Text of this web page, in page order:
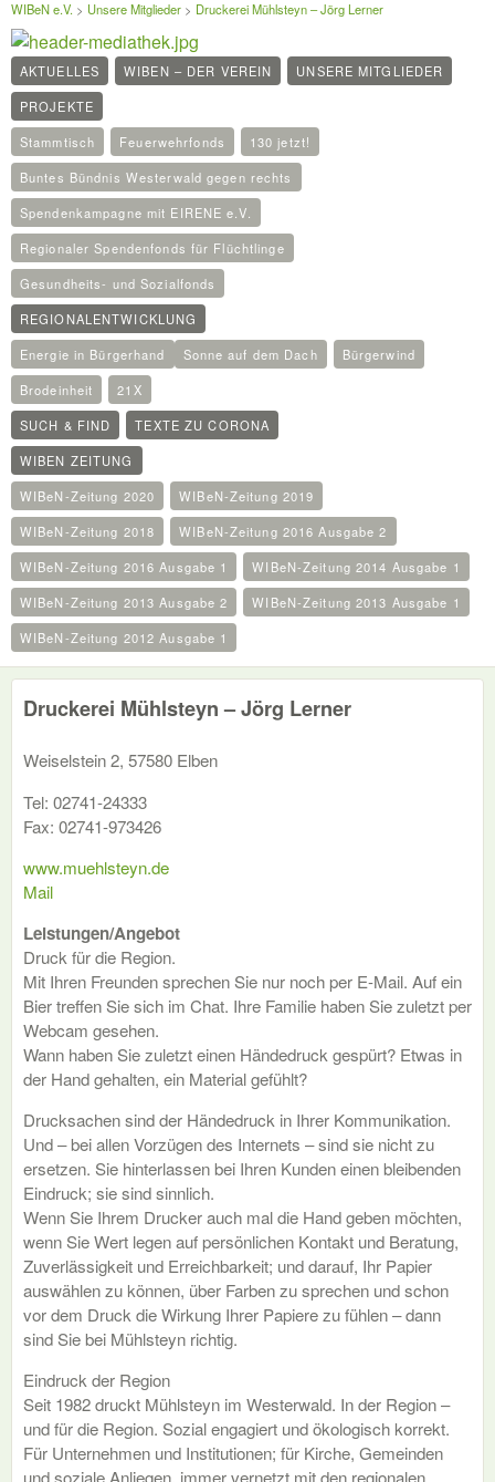
WIBeN e.V. > Unsere Mitglieder > Druckerei Mühlsteyn – Jörg Lerner
AKTUELLES WIBEN – DER VEREIN
UNSERE MITGLIEDER
PROJEKTE
Stammtisch
Feuerwehrfonds
130 jetzt!
Buntes Bündnis Westerwald gegen rechts
Spendenkampagne mit EIRENE e.V.
Regionaler Spendenfonds für Flüchtlinge
Gesundheits- und Sozialfonds
REGIONALENTWICKLUNG
Energie in Bürgerhand
Sonne auf dem Dach
Bürgerwind
Brodeinheit
21X
SUCH & FIND
TEXTE ZU CORONA
WIBEN ZEITUNG
WIBeN-Zeitung 2020
WIBeN-Zeitung 2019
WIBeN-Zeitung 2018
WIBeN-Zeitung 2016 Ausgabe 2
WIBeN-Zeitung 2016 Ausgabe 1
WIBeN-Zeitung 2014 Ausgabe 1
WIBeN-Zeitung 2013 Ausgabe 2
WIBeN-Zeitung 2013 Ausgabe 1
WIBeN-Zeitung 2012 Ausgabe 1
Druckerei Mühlsteyn – Jörg Lerner
Weiselstein 2, 57580 Elben
Tel: 02741-24333
Fax: 02741-973426
www.muehlsteyn.de
Mail
Leistungen/Angebot
Druck für die Region.
Mit Ihren Freunden sprechen Sie nur noch per E-Mail. Auf ein
Bier treffen Sie sich im Chat. Ihre Familie haben Sie zuletzt per
Webcam gesehen.
Wann haben Sie zuletzt einen Händedruck gespürt? Etwas in
der Hand gehalten, ein Material gefühlt?
Drucksachen sind der Händedruck in Ihrer Kommunikation.
Und – bei allen Vorzügen des Internets – sind sie nicht zu
ersetzen. Sie hinterlassen bei Ihren Kunden einen bleibenden
Eindruck; sie sind sinnlich.
Wenn Sie Ihrem Drucker auch mal die Hand geben möchten,
wenn Sie Wert legen auf persönlichen Kontakt und Beratung,
Zuverlässigkeit und Erreichbarkeit; und darauf, Ihr Papier
auswählen zu können, über Farben zu sprechen und schon
vor dem Druck die Wirkung Ihrer Papiere zu fühlen – dann
sind Sie bei Mühlsteyn richtig.
Eindruck der Region
Seit 1982 druckt Mühlsteyn im Westerwald. In der Region –
und für die Region. Sozial engagiert und ökologisch korrekt.
Für Unternehmen und Institutionen; für Kirche, Gemeinden
und soziale Anliegen, immer vernetzt mit den regionalen